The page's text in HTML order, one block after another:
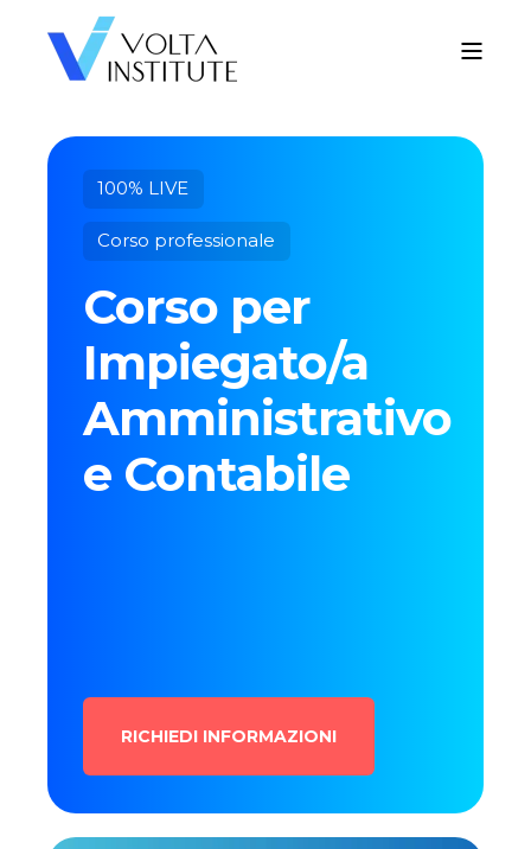
100% LIVE
Corso professionale
Corso per
Impiegato/a
Amministrativo
e Contabile
RICHIEDI INFORMAZIONI